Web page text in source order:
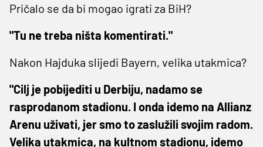
Pričalo se da bi mogao igrati za BiH?
"Tu ne treba ništa komentirati."
Nakon Hajduka slijedi Bayern, velika utakmica?
"Cilj je pobijediti u Derbiju, nadamo se
rasprodanom stadionu. I onda idemo na Allianz
Arenu uživati, jer smo to zaslužili svojim radom.
Velika utakmica, na kultnom stadionu, idemo